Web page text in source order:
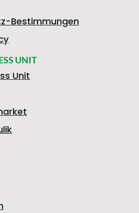
X
I
UNIT
Unit
Bestimmungen